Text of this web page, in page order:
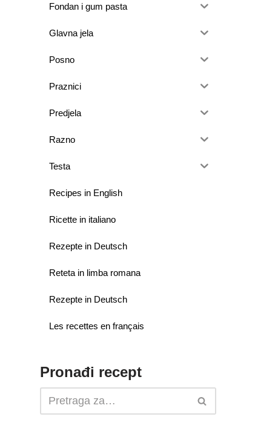
Fondan i gum pasta
Glavna jela
Posno
Praznici
Predjela
Razno
Testa
Recipes in English
Ricette in italiano
Rezepte in Deutsch
Reteta in limba romana
Rezepte in Deutsch
Les recettes en français
Pronađi recept